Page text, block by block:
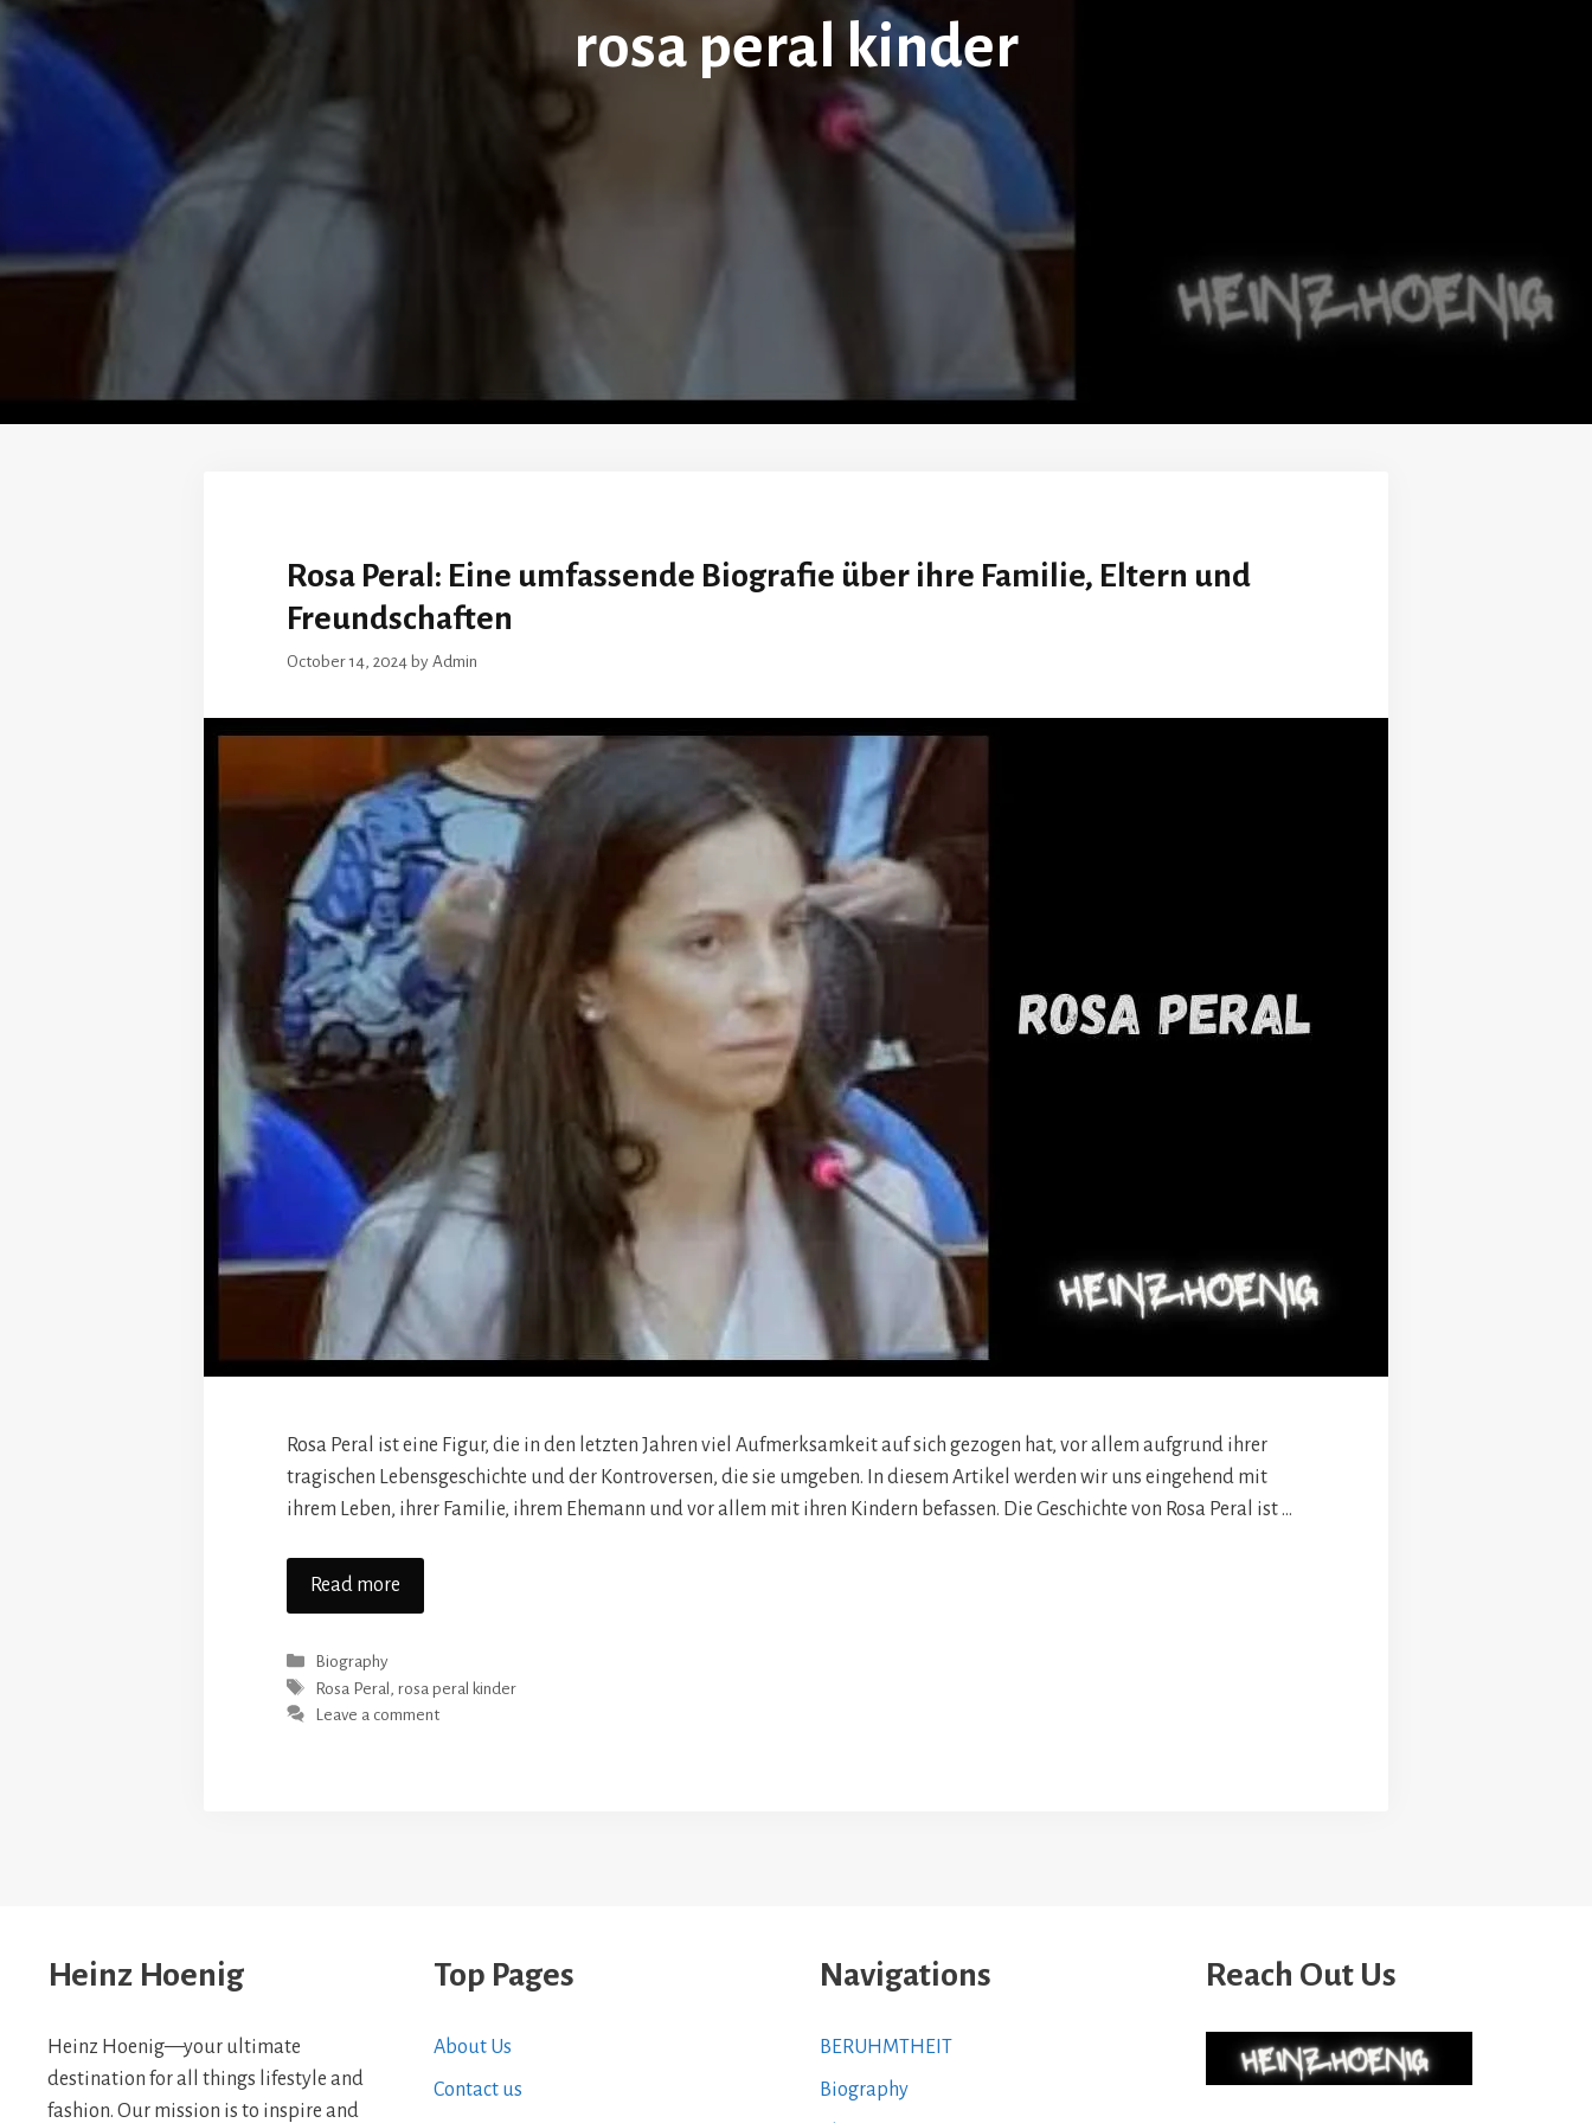
rosa peral kinder
Rosa Peral: Eine umfassende Biografie über ihre Familie, Eltern und
Freundschaften
October 14, 2024 by Admin
Rosa Peral ist eine Figur, die in den letzten Jahren viel Aufmerksamkeit auf sich gezogen hat, vor allem aufgrund ihrer
tragischen Lebensgeschichte und der Kontroversen, die sie umgeben. In diesem Artikel werden wir uns eingehend mit
ihrem Leben, ihrer Familie, ihrem Ehemann und vor allem mit ihren Kindern befassen. Die Geschichte von Rosa Peral ist …
Read more
Categories
Biography
Tags
Rosa Peral ,rosa peral kinder
Leave a comment
Heinz Hoenig
Heinz Hoenig—your ultimate
destination for all things lifestyle and
fashion. Our mission is to inspire and
Top Pages
About Us
Contact us
Navigations
BERUHMTHEIT
Biography
Reach Out Us